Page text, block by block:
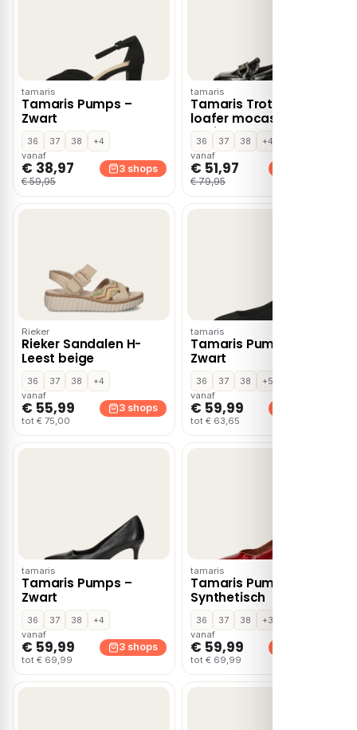
tamaris
Tamaris Pumps –
Zwart
36 37 38
+4
vanaf
€ 38,97
€ 59,95
3 shops
tamaris
Tamaris Trotteur
loafer mocassins &
loafers – Zwart
36 37 38
+4
vanaf
€ 51,97
€ 79,95
Rieker
Rieker Sandalen H-
Leest beige
36 37 38
+4
vanaf
€ 55,99
tot € 75,00
3 shops
tamaris
Tamaris Pumps –
Zwart
36 37 38
+5
vanaf
€ 59,99
tot € 63,65
tamaris
Tamaris Pumps –
Zwart
36 37 38
+4
vanaf
€ 59,99
tot € 69,99
3 shops
tamaris
Tamaris Pumps rood
Synthetisch
36 37 38
+3
vanaf
€ 59,99
tot € 69,99